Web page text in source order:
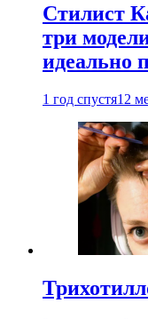
Стилист
три
идеально
1 год спустя12